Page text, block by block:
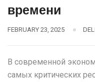
времени
FEBRUARY 23, 2025
В современной
самых критических